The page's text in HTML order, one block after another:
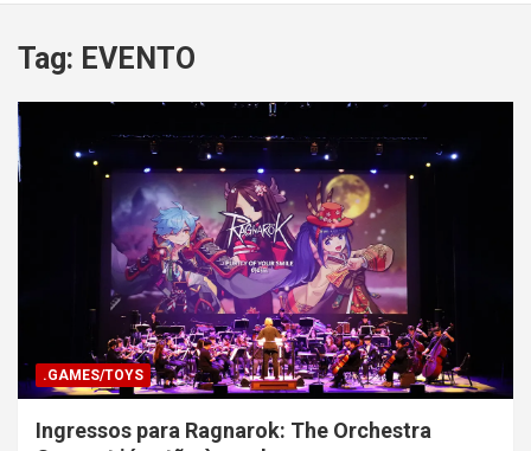
Tag: EVENTO
.GAMES/TOYS
Ingressos para Ragnarok: The Orchestra